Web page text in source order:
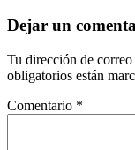
Dejar un
Tu dirección de
obligatorios están
Comentario *